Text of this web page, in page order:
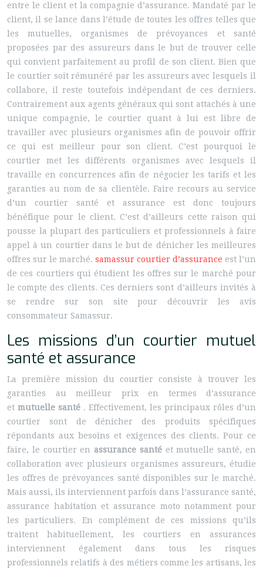
entre le client et la compagnie d’assurance. Mandaté par le
client, il se lance dans l’étude de toutes les offres telles que
les mutuelles, organismes de prévoyances et santé
proposées par des assureurs dans le but de trouver celle
qui convient parfaitement au profil de son client. Bien que
le courtier soit rémunéré par les assureurs avec lesquels il
collabore, il reste toutefois indépendant de ces derniers.
Contrairement aux agents généraux qui sont attachés à une
unique compagnie, le courtier quant à lui est libre de
travailler avec plusieurs organismes afin de pouvoir offrir
ce qui est meilleur pour son client. C’est pourquoi le
courtier met les différents organismes avec lesquels il
travaille en concurrences afin de négocier les tarifs et les
garanties au nom de sa clientèle. Faire recours au service
d’un courtier santé et assurance est donc toujours
bénéfique pour le client. C’est d’ailleurs cette raison qui
pousse la plupart des particuliers et professionnels à faire
appel à un courtier dans le but de dénicher les meilleures
offres sur le marché. samassur courtier d’assurance est l’un
de ces courtiers qui étudient les offres sur le marché pour
le compte des clients. Ces derniers sont d’ailleurs invités à
se rendre sur son site pour découvrir les avis
consommateur Samassur.
Les missions d’un courtier mutuel
santé et assurance
La première mission du courtier consiste à trouver les
garanties au meilleur prix en termes d’assurance
et mutuelle santé . Effectivement, les principaux rôles d’un
courtier sont de dénicher des produits spécifiques
répondants aux besoins et exigences des clients. Pour ce
faire, le courtier en assurance santé et mutuelle santé, en
collaboration avec plusieurs organismes assureurs, étudie
les offres de prévoyances santé disponibles sur le marché.
Mais aussi, ils interviennent parfois dans l’assurance santé,
assurance habitation et assurance moto notamment pour
les particuliers. En complément de ces missions qu’ils
traitent habituellement, les courtiers en assurances
interviennent également dans tous les risques
professionnels relatifs à des métiers comme les artisans, les